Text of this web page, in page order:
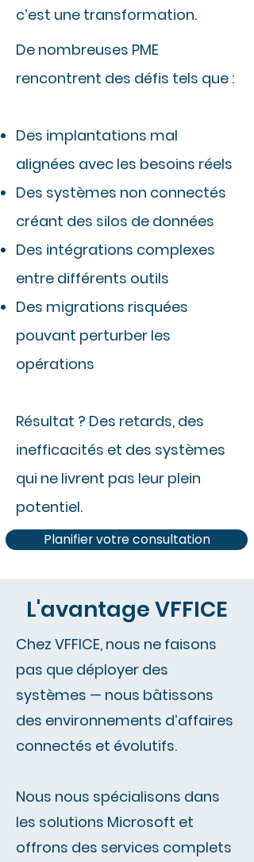
c’est une transformation.
De nombreuses PME
rencontrent des défis tels que :
Des implantations mal
alignées avec les besoins réels
Des systèmes non connectés
créant des silos de données
Des intégrations complexes
entre différents outils
Des migrations risquées
pouvant perturber les
opérations
Résultat ? Des retards, des
inefficacités et des systèmes
qui ne livrent pas leur plein
potentiel.
Planifier votre consultation
L'avantage VFFICE
Chez VFFICE, nous ne faisons
pas que déployer des
systèmes — nous bâtissons
des environnements d’affaires
connectés et évolutifs.
Nous nous spécialisons dans
les solutions Microsoft et
offrons des services complets